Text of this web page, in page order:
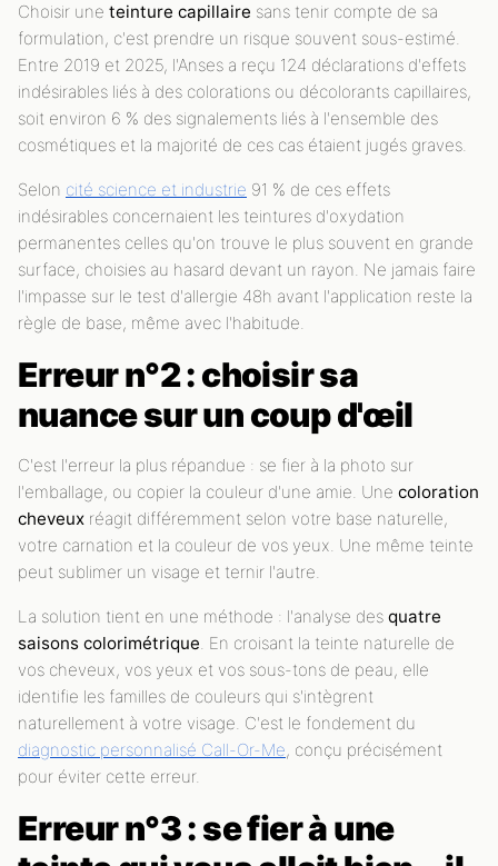
Choisir une teinture capillaire sans tenir compte de sa
formulation, c'est prendre un risque souvent sous-estimé.
Entre 2019 et 2025, l'Anses a reçu 124 déclarations d'effets
indésirables liés à des colorations ou décolorants capillaires,
soit environ 6 % des signalements liés à l'ensemble des
cosmétiques et la majorité de ces cas étaient jugés graves.
Selon cité science et industrie 91 % de ces effets
indésirables concernaient les teintures d'oxydation
permanentes celles qu'on trouve le plus souvent en grande
surface, choisies au hasard devant un rayon. Ne jamais faire
l'impasse sur le test d'allergie 48h avant l'application reste la
règle de base, même avec l'habitude.
Erreur n°2 : choisir sa
nuance sur un coup d'œil
C'est l'erreur la plus répandue : se fier à la photo sur
l'emballage, ou copier la couleur d'une amie. Une coloration
cheveux réagit différemment selon votre base naturelle,
votre carnation et la couleur de vos yeux. Une même teinte
peut sublimer un visage et ternir l'autre.
La solution tient en une méthode : l'analyse des quatre
saisons colorimétrique . En croisant la teinte naturelle de
vos cheveux, vos yeux et vos sous-tons de peau, elle
identifie les familles de couleurs qui s'intègrent
naturellement à votre visage. C'est le fondement du
diagnostic personnalisé Call-Or-Me, conçu précisément
pour éviter cette erreur.
Erreur n°3 : se fier à une